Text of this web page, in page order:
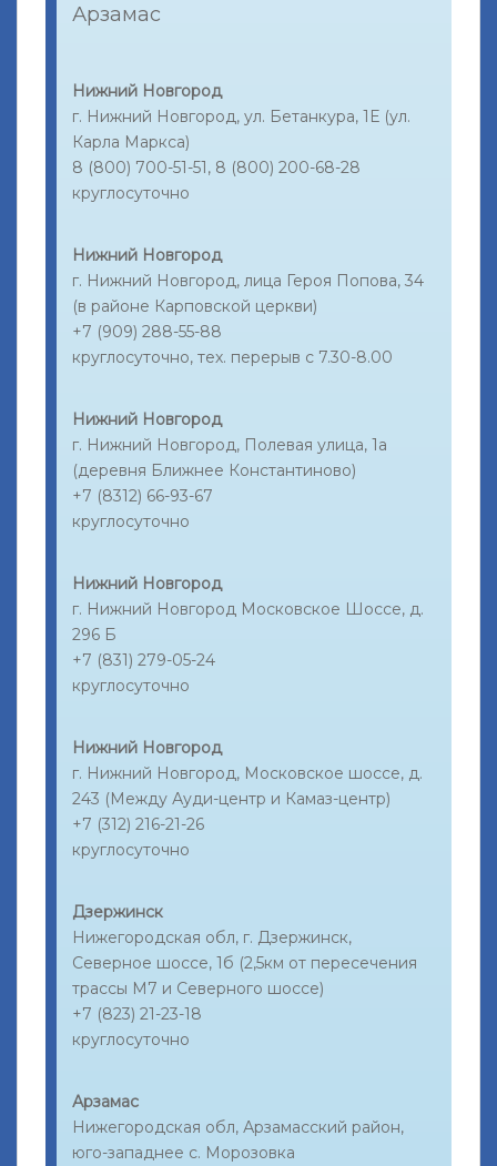
Арзамас
Нижний Новгород
г. Нижний Новгород, ул. Бетанкура, 1Е (ул.
Карла Маркса)
8 (800) 700-51-51, 8 (800) 200-68-28
круглосуточно
Нижний Новгород
г. Нижний Новгород, лица Героя Попова, 34
(в районе Карповской церкви)
+7 (909) 288-55-88
круглосуточно, тех. перерыв с 7.30-8.00
Нижний Новгород
г. Нижний Новгород, Полевая улица, 1а
(деревня Ближнее Константиново)
+7 (8312) 66-93-67
круглосуточно
Нижний Новгород
г. Нижний Новгород Московское Шоссе, д.
296 Б
+7 (831) 279-05-24
круглосуточно
Нижний Новгород
г. Нижний Новгород, Московское шоссе, д.
243 (Между Ауди-центр и Камаз-центр)
+7 (312) 216-21-26
круглосуточно
Дзержинск
Нижегородская обл, г. Дзержинск,
Северное шоссе, 1б (2,5км от пересечения
трассы М7 и Северного шоссе)
+7 (823) 21-23-18
круглосуточно
Арзамас
Нижегородская обл, Арзамасский район,
юго-западнее с. Морозовка